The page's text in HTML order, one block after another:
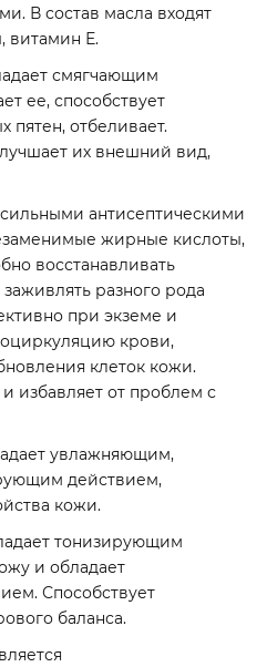
В состав масла входят
витамин Е.
смягчающим
ее, способствует
пятен, отбеливает.
их внешний вид,
антисептическими
жирные кислоты,
восстанавливать
разного рода
при экземе и
крови,
клеток кожи.
избавляет от проблем с
увлажняющим,
действием,
кожи.
тонизирующим
и обладает
Способствует
баланса.